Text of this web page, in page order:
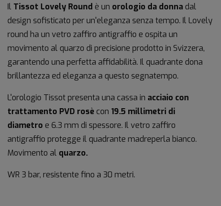
Il Tissot Lovely Round è un orologio da donnadal
design sofisticato per un'eleganza senza tempo. Il Lovely
round ha un vetro zaffiro antigraffio e ospita un
movimento al quarzo di precisione prodotto in Svizzera,
garantendo una perfetta affidabilità. Il quadrante dona
brillantezza ed eleganza a questo segnatempo.
L'orologio Tissot presenta una cassa in acciaio con
trattamento PVD rosècon 19.5 millimetri di
diametro e 6.3 mm di spessore. Il vetro zaffiro
antigraffio protegge il quadrante madreperla bianco.
Movimento al quarzo.
WR 3 bar, resistente fino a 30 metri.